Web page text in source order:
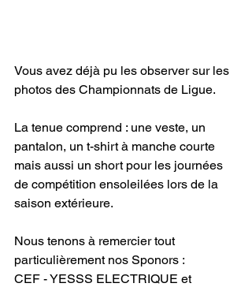
Vous avez déjà pu les observer sur les
photos des Championnats de Ligue.
La tenue comprend : une veste, un
pantalon, un t-shirt à manche courte
mais aussi un short pour les journées
de compétition ensoleilées lors de la
saison extérieure.
Nous tenons à remercier tout
particulièrement nos Sponors :
CEF - YESSS ELECTRIQUE et